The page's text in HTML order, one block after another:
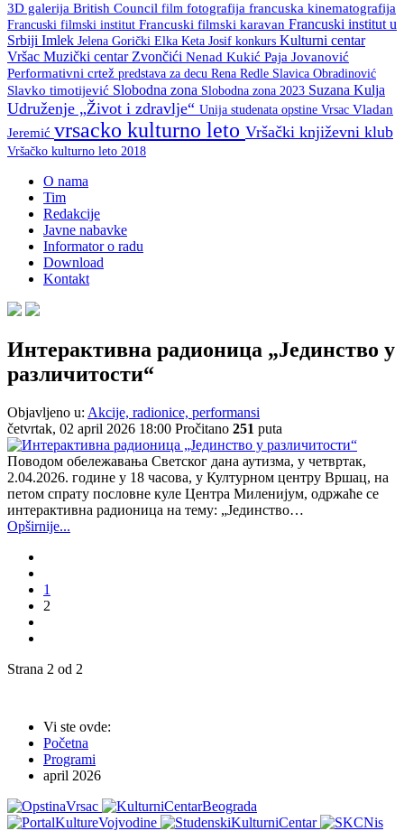
3D galerija British Council film fotografija francuska kinematografija
Francuski filmski institut Francuski filmski karavan Francuski institut u
Srbiji Imlek Jelena Gorički Elka Keta Josif konkurs Kulturni centar
Vršac Muzički centar Zvončići Nenad Kukić Paja Jovanović
Performativni crtež predstava za decu Rena Redle Slavica Obradinović
Slavko timotijević Slobodna zona Slobodna zona 2023 Suzana Kulja
Udruženje „Život i zdravlje“ Unija studenata opstine Vrsac Vladan
Jeremić vrsacko kulturno leto Vršački književni klub
Vršačko kulturno leto 2018
O nama
Tim
Redakcije
Javne nabavke
Informator o radu
Download
Kontakt
Интерактивна радионица „Јединство у
различитости“
Objavljeno u: Akcije, radionice, performansi
četvrtak, 02 april 2026 18:00 Pročitano 251 puta
Поводом обележавања Светског дана аутизма, у четвртак,
2.04.2026. године у 18 часова, у Културном центру Вршац, на
петом спрату пословне куле Центра Миленијум, одржаће се
интерактивна радионица на тему: „Јединство…
Opširnije...
1
2
Strana 2 od 2
Vi ste ovde:
Početna
Programi
april 2026